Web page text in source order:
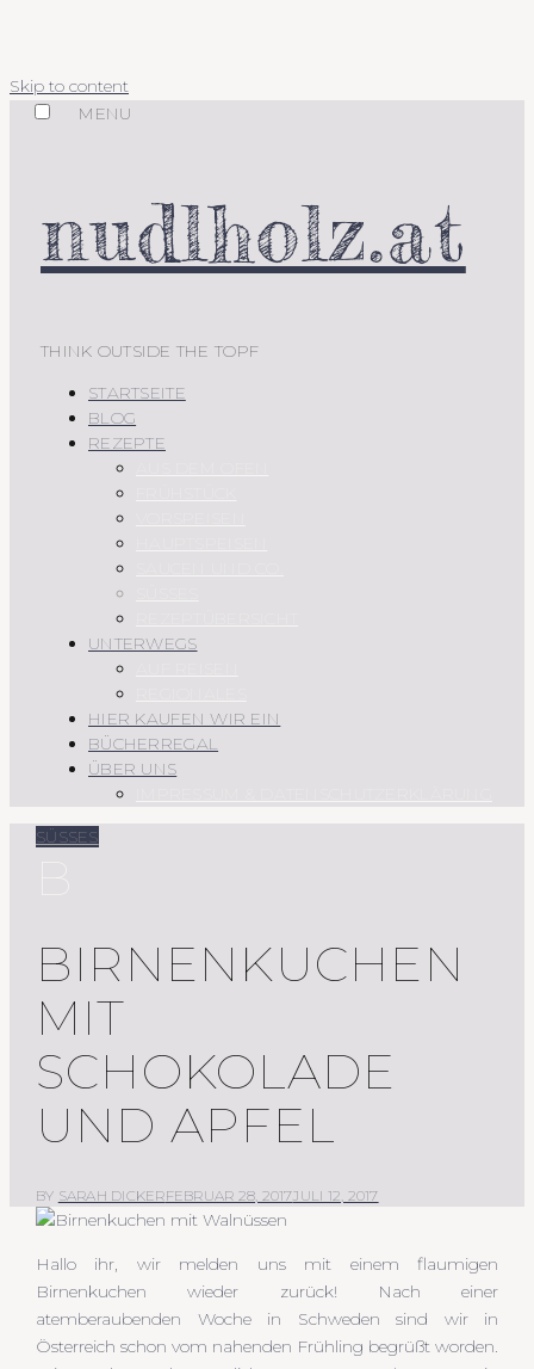
Skip to content
MENU
nudlholz.at
THINK OUTSIDE THE TOPF
STARTSEITE
BLOG
REZEPTE
UNTERWEGS
HIER KAUFEN WIR EIN
BÜCHERREGAL
ÜBER UNS
SÜSSES
BIRNENKUCHEN
MIT
SCHOKOLADE
UND APFEL
BY SARAH DICKERFEBRUAR 28, 2017JULI 12, 2017
Hallo ihr, wir melden uns mit einem flaumigen
Birnenkuchen wieder zurück! Nach einer
atemberaubenden Woche in Schweden sind wir in
Österreich schon vom nahenden Frühling begrüßt worden.